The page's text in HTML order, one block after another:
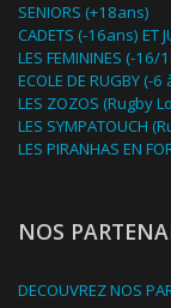
SENIORS (+18ans)
CADETS (-16ans) ET
LES FEMININES (-
ECOLE DE RUGBY (-
LES ZOZOS (Rugby
LES SYMPATOUCH
LES PIRANHAS EN
NOS
DECOUVREZ NOS